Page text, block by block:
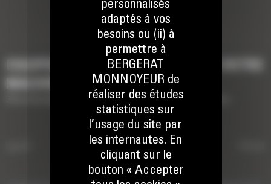
EQUIPEMENTS POUR COMPLÉTER VOTRE
Brève description des équipements pour compléter votre machine
ATTACHES DE TYPE S À
RACCORD HYDRAULIQUE
Attaches de type S à raccord
personnalisés
adaptés à vos
besoins ou (ii) à
permettre à
BERGERAT
MONNOYEUR de
réaliser des études
statistiques sur
l’usage du site par
les internautes. En
cliquant sur le
bouton « Accepter